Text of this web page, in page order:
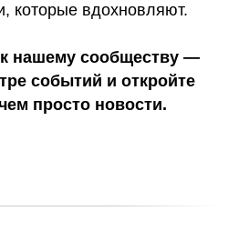
которые вдохновляют.
нашему сообществу —
событий и откройте
просто новости.